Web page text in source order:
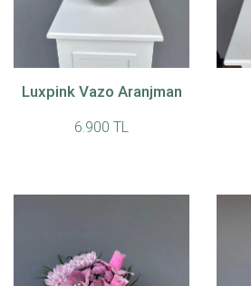
Luxpink Vazo Aranjman
6.900 TL